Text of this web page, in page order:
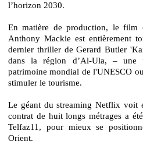
l’horizon 2030.
En matière de production, le film
Anthony Mackie est entièrement
dernier thriller de Gerard Butler
dans la région d’Al-Ula, – une
patrimoine mondial de l'UNESCO
stimuler le tourisme.
Le géant du streaming Netflix voit
contrat de huit longs métrages a
Telfaz11, pour mieux se
Orient.